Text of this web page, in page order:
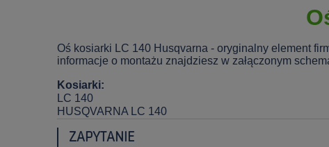
Oś kosiarki LC 140 Husqvarna - oryginalny element
informacje o montażu znajdziesz w załączonym
Kosiarki:
LC 140
HUSQVARNA LC 140
ZAPYTANIE